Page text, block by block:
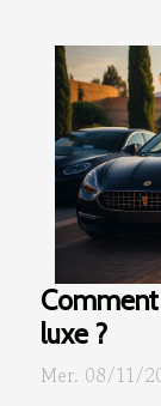
luxe ?
Mer. 08/11/